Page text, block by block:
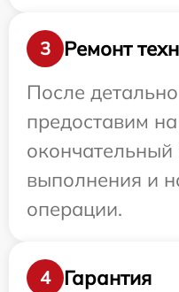
3
Ремонт
После
предоставим
окончательный
выполнения и
операции.
4
Гарантия